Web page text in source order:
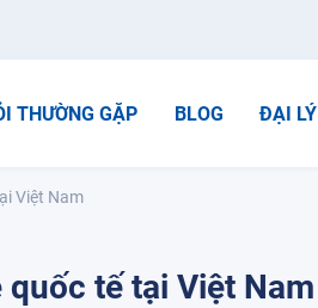
THƯỜNG GẶP BLOG ĐẠI LÝ
Việt Nam
quốc tế tại Việt Nam